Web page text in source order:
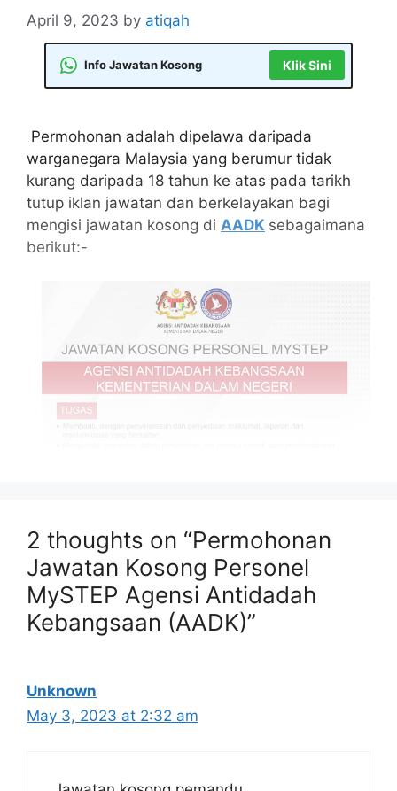
April 9, 2023 by atiqah
Info Jawatan Kosong Klik Sini
Permohonan adalah dipelawa daripada
warganegara Malaysia yang berumur tidak
kurang daripada 18 tahun ke atas pada tarikh
tutup iklan jawatan dan berkelayakan bagi
mengisi jawatan kosong di AADK sebagaimana
berikut:-
MAKLUMAT PERMOHONAN
JAWATAN
Syarat Asas Permohonan
MAKLUMAT PERMOHONAN
Kebangsaan (AADK)
Penempatan :Ibu Pejabat AADK
2023 (Jumaat)
2 thoughts on “Permohonan
Jawatan Kosong Personel
MySTEP Agensi Antidadah
Kebangsaan (AADK)”
Unknown
May 3, 2023 at 2:32 am